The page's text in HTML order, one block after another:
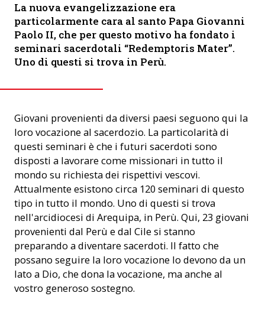
La nuova evangelizzazione era
particolarmente cara al santo Papa Giovanni
Paolo II, che per questo motivo ha fondato i
seminari sacerdotali “Redemptoris Mater”.
Uno di questi si trova in Perù.
Giovani provenienti da diversi paesi seguono qui la
loro vocazione al sacerdozio. La particolarità di
questi seminari è che i futuri sacerdoti sono
disposti a lavorare come missionari in tutto il
mondo su richiesta dei rispettivi vescovi.
Attualmente esistono circa 120 seminari di questo
tipo in tutto il mondo. Uno di questi si trova
nell'arcidiocesi di Arequipa, in Perù. Qui, 23 giovani
provenienti dal Perù e dal Cile si stanno
preparando a diventare sacerdoti. Il fatto che
possano seguire la loro vocazione lo devono da un
lato a Dio, che dona la vocazione, ma anche al
vostro generoso sostegno.